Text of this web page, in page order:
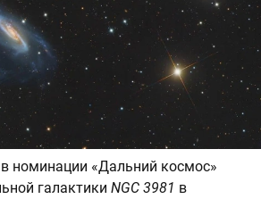
номинации «Дальний космос»
галактики NGC 3981 в